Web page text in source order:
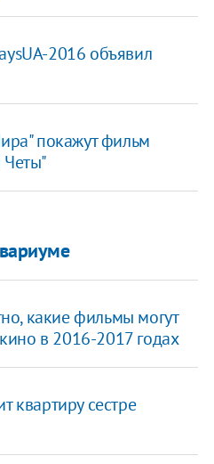
2016 объявил
покажут фильм
какие фильмы могут
в 2016-2017 годах
квартиру сестре